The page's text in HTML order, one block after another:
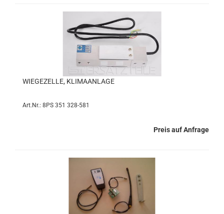
WIE­GE­ZEL­LE, KLI­MA­AN­LA­GE
Art.Nr.: 8PS 351 328-581
Preis auf Anfrage